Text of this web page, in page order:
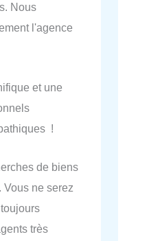
Nous
l'agence
et une
!
de biens
Vous ne serez
très